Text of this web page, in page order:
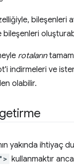
bileşenleri
bileşenleri
rotaların
indirmeleri ve
olabilir.
yakında
kullanmaktır